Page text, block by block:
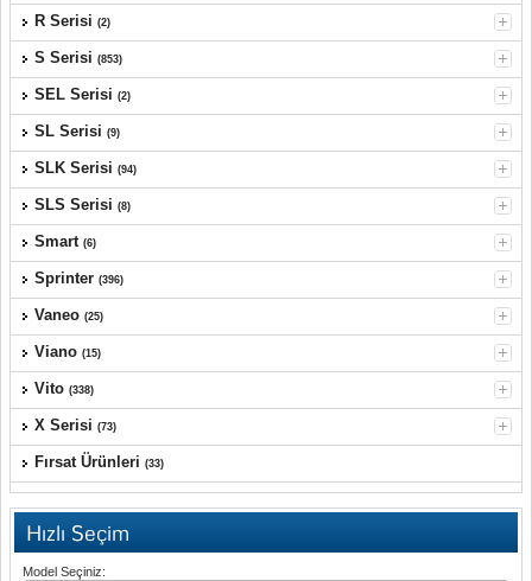
R Serisi (2)
S Serisi (853)
SEL Serisi (2)
SL Serisi (9)
SLK Serisi (94)
SLS Serisi (8)
Smart (6)
Sprinter (396)
Vaneo (25)
Viano (15)
Vito (338)
X Serisi (73)
Fırsat Ürünleri (33)
Hızlı Seçim
Model Seçiniz: